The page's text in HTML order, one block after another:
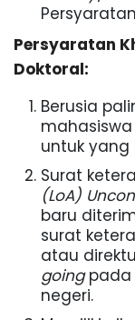
Persyaratan
Doktoral:
Berusia
untuk yang
Surat
(LoA)
baru
surat
atau
goingpada
negeri.